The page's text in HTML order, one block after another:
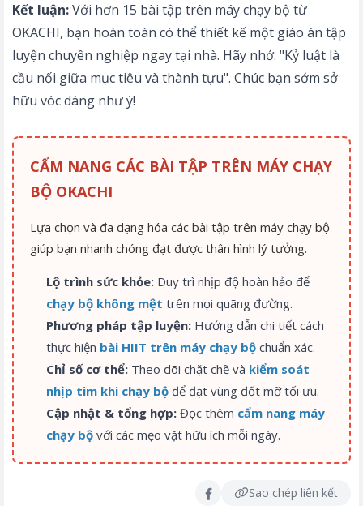
Kết luận:Với hơn 15 bài tập trên máy chạy bộ từ
OKACHI, bạn hoàn toàn có thể thiết kế một giáo án tập
luyện chuyên nghiệp ngay tại nhà. Hãy nhớ: "Kỷ luật là
cầu nối giữa mục tiêu và thành tựu". Chúc bạn sớm sở
hữu vóc dáng như ý!
CẨM NANG CÁC BÀI TẬP TRÊN MÁY CHẠY
BỘ OKACHI
Lựa chọn và đa dạng hóa các bài tập trên máy chạy bộ
giúp bạn nhanh chóng đạt được thân hình lý tưởng.
Lộ trình sức khỏe: Duy trì nhịp độ hoàn hảo để
chạy bộ không mệt trên mọi quãng đường.
Phương pháp tập luyện: Hướng dẫn chi tiết cách
thực hiện bài HIIT trên máy chạy bộ chuẩn xác.
Chỉ số cơ thể: Theo dõi chặt chẽ và kiểm soát
nhịp tim khi chạy bộ để đạt vùng đốt mỡ tối ưu.
Cập nhật & tổng hợp: Đọc thêm cẩm nang máy
chạy bộ với các mẹo vặt hữu ích mỗi ngày.
Sao chép liên kết